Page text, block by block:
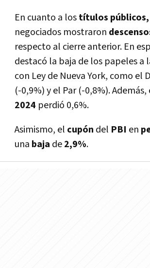
En cuanto a lostítulos públicos,
negociados mostraron
respecto al cierre anterior. En
destacó la baja de los papeles a
con Ley de Nueva York, como el
(-0,9%) y el Par (-0,8%). Además,
2024 perdió 0,6%.
Asimismo, el cupón del PBI en
una baja de2,9%.